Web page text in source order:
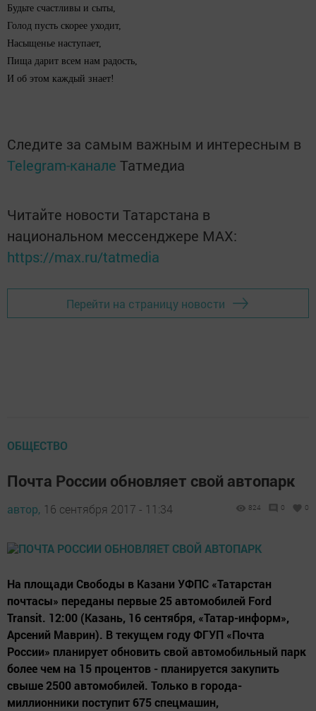
Будьте счастливы и сыты,
Голод пусть скорее уходит,
Насыщенье наступает,
Пища дарит всем нам радость,
И об этом каждый знает!
Следите за самым важным и интересным в
Telegram-канале Татмедиа
Читайте новости Татарстана в
национальном мессенджере MАХ:
https://max.ru/tatmedia
Перейти на страницу новости
ОБЩЕСТВО
Почта России обновляет свой автопарк
автор, 16 сентября 2017 - 11:34 824 0 0
На площади Свободы в Казани УФПС «Татарстан
почтасы» переданы первые 25 автомобилей Ford
Transit. 12:00 (Казань, 16 сентября, «Татар-информ»,
Арсений Маврин). В текущем году ФГУП «Почта
России» планирует обновить свой автомобильный парк
более чем на 15 процентов - планируется закупить
свыше 2500 автомобилей. Только в города-
миллионники поступит 675 спецмашин,